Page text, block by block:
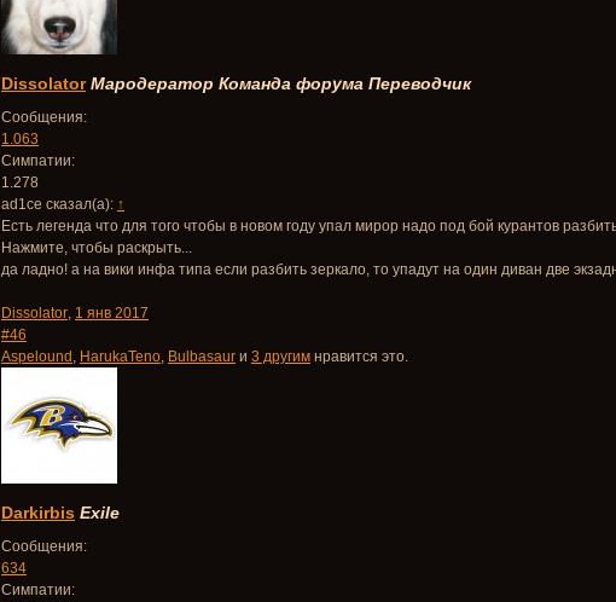
Dissolator Мародератор Команда форума Переводчик
Сообщения:
1.063
Симпатии:
1.278
ad1ce сказал(а): ↑
Есть легенда что для того чтобы в новом году упал мирор надо под бой курантов
Нажмите, чтобы раскрыть...
да ладно! а на вики инфа типа если разбить зеркало, то упадут на один диван две
Dissolator, 1 янв 2017
#46
Aspelound , HarukaTeno, Bulbasaur и 3 другим нравится это.
Darkirbis Exile
Сообщения:
634
Симпатии: